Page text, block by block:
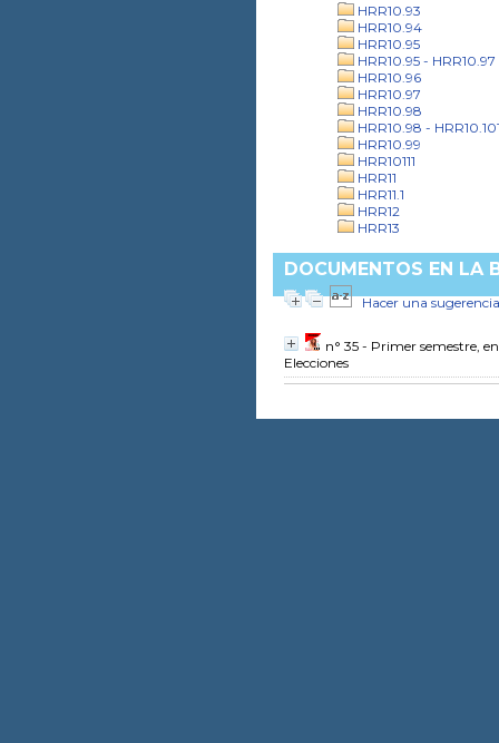
HRR10.93
HRR10.94
HRR10.95
HRR10.95 - HRR10.97
HRR10.96
HRR10.97
HRR10.98
HRR10.98 -
HRR10.99
HRR10111
HRR11
HRR11.1
HRR12
HRR13
DOCUMENTOS EN LA
Hacer una sugerencia
n° 35 - Primer semestre,
Elecciones